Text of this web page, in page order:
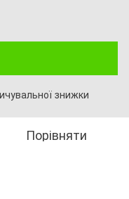
знижки
Порівняти